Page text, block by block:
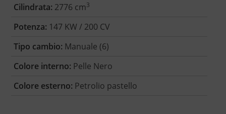
Cilindrata: 2776 cm3
Potenza: 147 KW / 200 CV
Tipo cambio: Manuale (6)
Colore interno: Pelle Nero
Colore esterno: Petrolio pastello